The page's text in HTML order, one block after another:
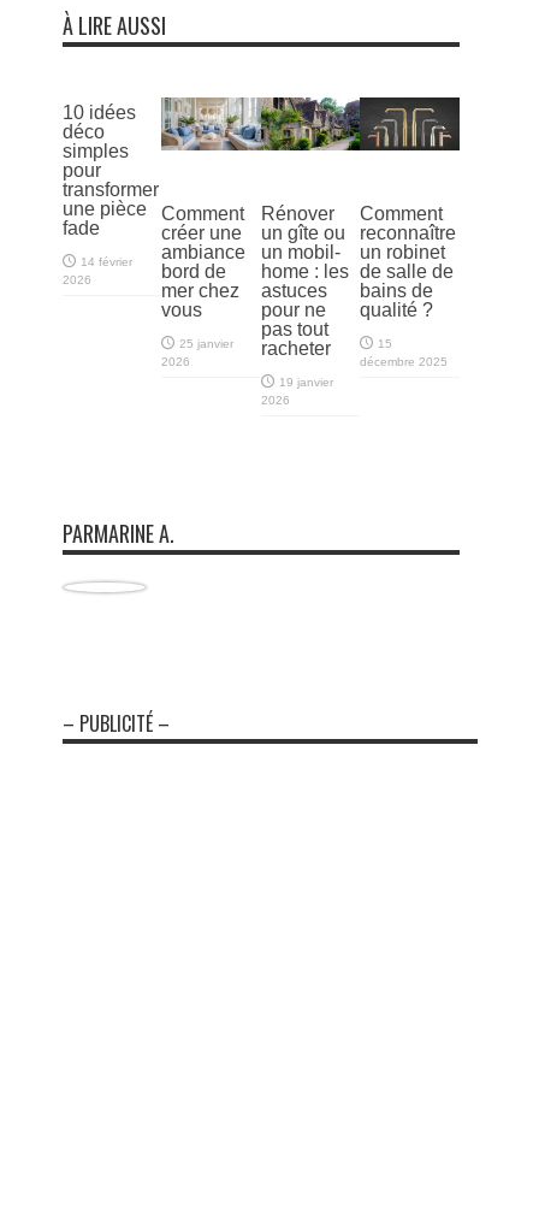
À LIRE AUSSI
10 idées
déco
simples
pour
transformer
une pièce
fade
14 février
2026
Comment
créer une
ambiance
bord de
mer chez
vous
25 janvier
2026
Rénover
un gîte ou
un mobil-
home : les
astuces
pour ne
pas tout
racheter
19 janvier
2026
Comment
reconnaître
un robinet
de salle de
bains de
qualité ?
15
décembre 2025
PARMARINE A.
– PUBLICITÉ –